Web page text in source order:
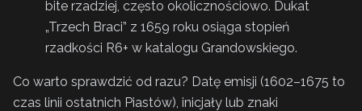
bite rzadziej, często okolicznościowo. Dukat
„Trzech Braci” z 1659 roku osiąga stopień
rzadkości R6+ w katalogu Grandowskiego.
Co warto sprawdzić od razu? Datę emisji (1602–1675 to
czas linii ostatnich Piastów), inicjały lub znaki